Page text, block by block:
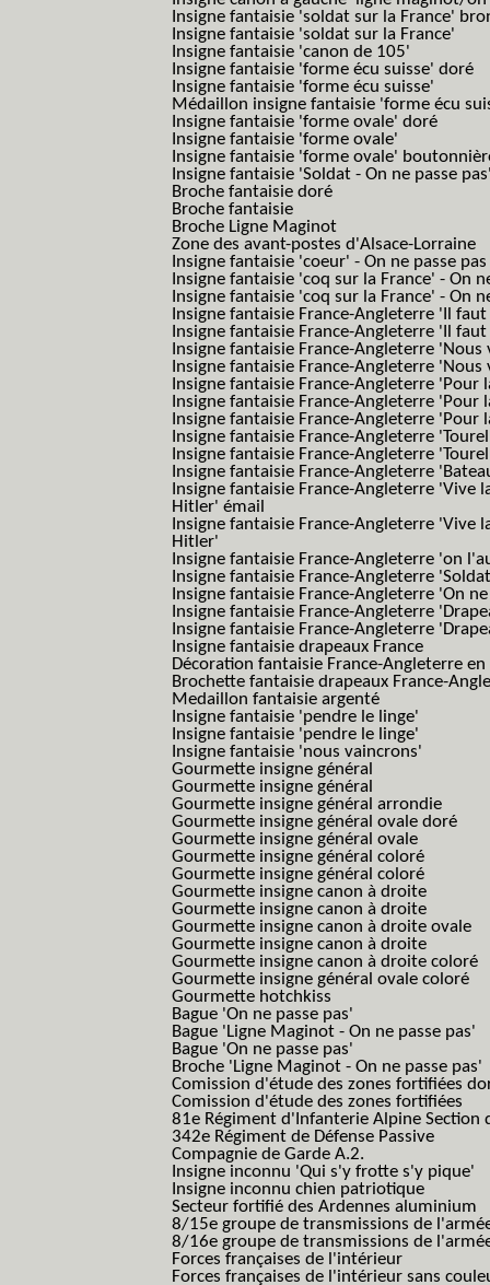
Insigne fantaisie 'soldat sur la France'
Insigne fantaisie 'soldat sur la France'
Insigne fantaisie 'canon de 105'
Insigne fantaisie 'forme écu suisse' doré
Insigne fantaisie 'forme écu suisse'
Médaillon insigne fantaisie 'forme écu
Insigne fantaisie 'forme ovale' doré
Insigne fantaisie 'forme ovale'
Insigne fantaisie 'forme ovale'
Insigne fantaisie 'Soldat - On ne passe
Broche fantaisie doré
Broche fantaisie
Broche Ligne Maginot
Zone des avant-postes d'Alsace-Lorraine
Insigne fantaisie 'coeur' - On ne passe pas
Insigne fantaisie 'coq sur la France' - On
Insigne fantaisie 'coq sur la France' - On
Insigne fantaisie France-Angleterre 'Il
Insigne fantaisie France-Angleterre 'Il
Insigne fantaisie France-Angleterre
Insigne fantaisie France-Angleterre
Insigne fantaisie France-Angleterre 'Pour
Insigne fantaisie France-Angleterre 'Pour
Insigne fantaisie France-Angleterre 'Pour
Insigne fantaisie France-Angleterre
Insigne fantaisie France-Angleterre
Insigne fantaisie France-Angleterre
Insigne fantaisie France-Angleterre
Hitler' émail
Insigne fantaisie France-Angleterre
Hitler'
Insigne fantaisie France-Angleterre 'on
Insigne fantaisie France-Angleterre
Insigne fantaisie France-Angleterre 'On
Insigne fantaisie France-Angleterre
Insigne fantaisie France-Angleterre
Insigne fantaisie drapeaux France
Décoration fantaisie France-Angleterre en
Brochette fantaisie drapeaux France-
Medaillon fantaisie argenté
Insigne fantaisie 'pendre le linge'
Insigne fantaisie 'pendre le linge'
Insigne fantaisie 'nous vaincrons'
Gourmette insigne général
Gourmette insigne général
Gourmette insigne général arrondie
Gourmette insigne général ovale doré
Gourmette insigne général ovale
Gourmette insigne général coloré
Gourmette insigne général coloré
Gourmette insigne canon à droite
Gourmette insigne canon à droite
Gourmette insigne canon à droite ovale
Gourmette insigne canon à droite
Gourmette insigne canon à droite coloré
Gourmette insigne général ovale coloré
Gourmette hotchkiss
Bague 'On ne passe pas'
Bague 'Ligne Maginot - On ne passe pas'
Bague 'On ne passe pas'
Broche 'Ligne Maginot - On ne passe pas'
Comission d'étude des zones fortifiées
Comission d'étude des zones fortifiées
81e Régiment d'Infanterie Alpine Section
342e Régiment de Défense Passive
Compagnie de Garde A.2.
Insigne inconnu 'Qui s'y frotte s'y pique'
Insigne inconnu chien patriotique
Secteur fortifié des Ardennes aluminium
8/15e groupe de transmissions de
8/16e groupe de transmissions de
Forces françaises de l'intérieur
Forces françaises de l'intérieur sans